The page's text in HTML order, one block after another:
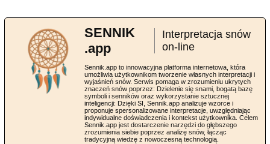
SENNIK
.app
Interpretacja snów
on-line
Sennik.app to innowacyjna platforma internetowa, która
umożliwia użytkownikom tworzenie własnych interpretacji i
wyjaśnień snów. Serwis pomaga w zrozumieniu ukrytych
znaczeń snów poprzez: Dzielenie się snami, bogatą bazę
symboli i senników oraz wykorzystanie sztucznej
inteligencji: Dzięki SI, Sennik.app analizuje wzorce i
proponuje spersonalizowane interpretacje, uwzględniając
indywidualne doświadczenia i kontekst użytkownika. Celem
Sennik.app jest dostarczenie narzędzi do głębszego
zrozumienia siebie poprzez analizę snów, łącząc
tradycyjną wiedzę z nowoczesną technologią.